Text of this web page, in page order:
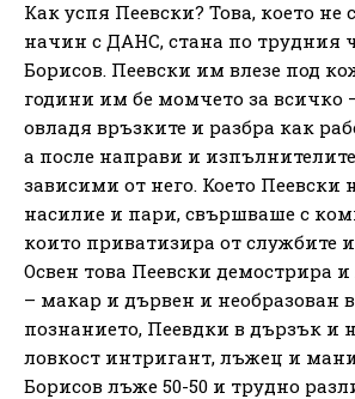
Как успя Пеевски? Това, което не
начин с ДАНС, стана по трудния
Борисов. Пеевски им влезе под
години им бе момчето за всичко
овладя връзките и разбра как
а после направи и
зависими от него. Което Пеевски
насилие и пари, свършваше с
които приватизира от службите
Освен това Пеевски демострира
– макар и дървен и необразован
познанието, Пеевдки в дързък и
ловкост интригант, лъжец и
Борисов лъже 50-50 и трудно